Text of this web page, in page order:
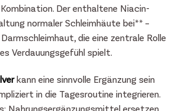
Der enthaltene Niacin-
normaler Schleimhäute bei** –
die eine zentrale Rolle
Verdauungsgefühl spielt.
kann eine sinnvolle Ergänzung sein
in die Tagesroutine integrieren.
Nahrungsergänzungsmittel ersetzen